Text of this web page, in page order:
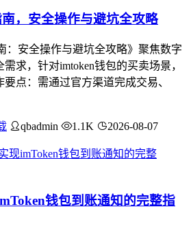
，安全操作与避坑全攻略
：安全操作与避坑全攻略》聚焦数字
求，针对imtoken钱包的买卖场景，
点：需通过官方渠道完成交易、
qbadmin 1.1K 2026-08-07
钱包到账通知的完整指